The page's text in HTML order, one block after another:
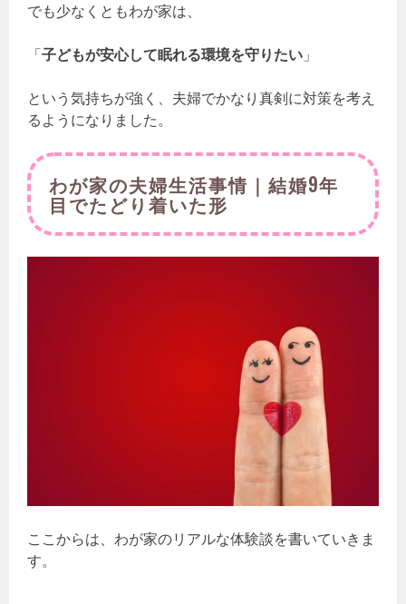
でも少なくともわが家は、
「子どもが安心して眠れる環境を守りたい 」
という気持ちが強く、夫婦でかなり真剣に対策を考え
るようになりました。
わが家の夫婦生活事情｜結婚9年
目でたどり着いた形
ここからは、わが家のリアルな体験談を書いていきま
す。